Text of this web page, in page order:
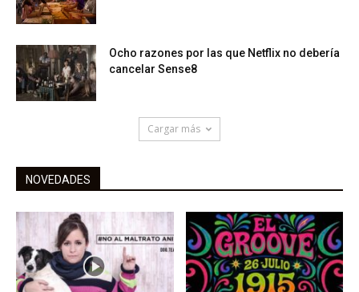
Ocho razones por las que Netflix no debería
cancelar Sense8
Cargar más
NOVEDADES